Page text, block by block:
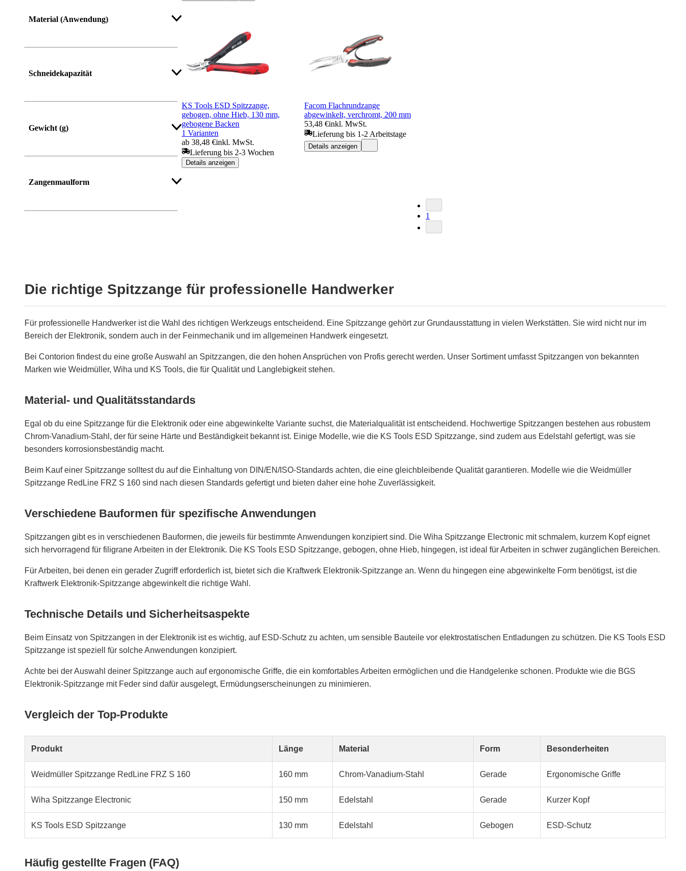
Material (Anwendung)
Schneidekapazität
Gewicht (g)
Zangenmaulform
KS Tools ESD Spitzzange,
gebogen, ohne Hieb, 130 mm,
gebogene Backen
1 Varianten
ab 38,48 €inkl. MwSt.
Lieferung bis 2-3 Wochen
Details anzeigen
Facom Flachrundzange
abgewinkelt, verchromt, 200 mm
53,48 €inkl. MwSt.
Lieferung bis 1-2 Arbeitstage
Details anzeigen
1
Die richtige Spitzzange für professionelle Handwerker
Für professionelle Handwerker ist die Wahl des richtigen Werkzeugs entscheidend. Eine Spitzzange gehört zur Grundausstattung in vielen Werkstätten. Sie wird nicht nur im
Bereich der Elektronik, sondern auch in der Feinmechanik und im allgemeinen Handwerk eingesetzt.
Bei Contorion findest du eine große Auswahl an Spitzzangen, die den hohen Ansprüchen von Profis gerecht werden. Unser Sortiment umfasst Spitzzangen von bekannten
Marken wie Weidmüller, Wiha und KS Tools, die für Qualität und Langlebigkeit stehen.
Material- und Qualitätsstandards
Egal ob du eine Spitzzange für die Elektronik oder eine abgewinkelte Variante suchst, die Materialqualität ist entscheidend. Hochwertige Spitzzangen bestehen aus robustem
Chrom-Vanadium-Stahl, der für seine Härte und Beständigkeit bekannt ist. Einige Modelle, wie die KS Tools ESD Spitzzange, sind zudem aus Edelstahl gefertigt, was sie
besonders korrosionsbeständig macht.
Beim Kauf einer Spitzzange solltest du auf die Einhaltung von DIN/EN/ISO-Standards achten, die eine gleichbleibende Qualität garantieren. Modelle wie die Weidmüller
Spitzzange RedLine FRZ S 160 sind nach diesen Standards gefertigt und bieten daher eine hohe Zuverlässigkeit.
Verschiedene Bauformen für spezifische Anwendungen
Spitzzangen gibt es in verschiedenen Bauformen, die jeweils für bestimmte Anwendungen konzipiert sind. Die Wiha Spitzzange Electronic mit schmalem, kurzem Kopf eignet
sich hervorragend für filigrane Arbeiten in der Elektronik. Die KS Tools ESD Spitzzange, gebogen, ohne Hieb, hingegen, ist ideal für Arbeiten in schwer zugänglichen Bereichen.
Für Arbeiten, bei denen ein gerader Zugriff erforderlich ist, bietet sich die Kraftwerk Elektronik-Spitzzange an. Wenn du hingegen eine abgewinkelte Form benötigst, ist die
Kraftwerk Elektronik-Spitzzange abgewinkelt die richtige Wahl.
Technische Details und Sicherheitsaspekte
Beim Einsatz von Spitzzangen in der Elektronik ist es wichtig, auf ESD-Schutz zu achten, um sensible Bauteile vor elektrostatischen Entladungen zu schützen. Die KS Tools ESD
Spitzzange ist speziell für solche Anwendungen konzipiert.
Achte bei der Auswahl deiner Spitzzange auch auf ergonomische Griffe, die ein komfortables Arbeiten ermöglichen und die Handgelenke schonen. Produkte wie die BGS
Elektronik-Spitzzange mit Feder sind dafür ausgelegt, Ermüdungserscheinungen zu minimieren.
Vergleich der Top-Produkte
Produkt Länge Material Form Besonderheiten
Weidmüller Spitzzange RedLine FRZ S 160 160 mm Chrom-Vanadium-Stahl Gerade Ergonomische Griffe
Wiha Spitzzange Electronic 150 mm Edelstahl Gerade Kurzer Kopf
KS Tools ESD Spitzzange 130 mm Edelstahl Gebogen ESD-Schutz
Häufig gestellte Fragen (FAQ)